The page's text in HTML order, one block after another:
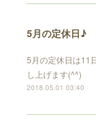
5月の定休日♪
5月の定休日は11
し上げます(^^)
2018.05.01 03:40